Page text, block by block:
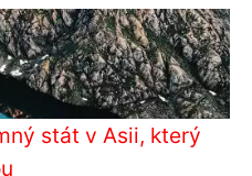
stát v Asii, který